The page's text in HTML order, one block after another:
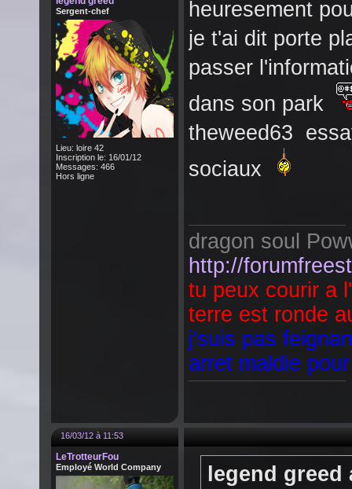
Sergent-chef
Lieu: loire 42
Inscription le: 16/01/12
Messages: 466
Hors ligne
heuresement
je t'ai dit porte
passer
dans son park
theweed63
sociaux
dragon soul
http://
tu peux courir a
terre est ronde
j'suis pas
arret maldie
16/03/12 à 11:53
LeTrotteurFou
Employé World Company
legend greed